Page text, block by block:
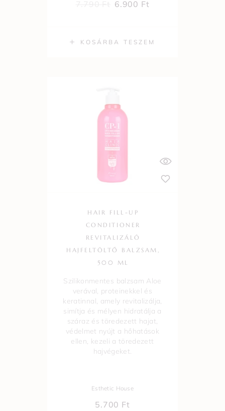
KOSÁRBA TESZEM
6.900 Ft
HAIR FILL-UP
CONDITIONER
REVITALIZÁLÓ
HAJFELTÖLTŐ BALZSAM,
500 ML
Szilikonmentes balzsam Aloe
verával, proteinekkel és
keratinnal, amely revitalizálja,
simítja és mélyen hidratálja a
száraz és töredezett hajat,
védelmet nyújt a hőhatások
ellen, kezeli a töredezett
hajvégeket.
Esthetic House
5.700 Ft